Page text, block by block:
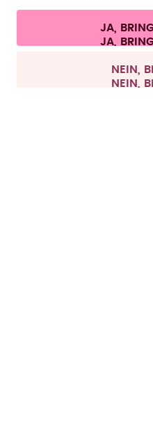
KONTAKT
Cookie-Einstellungen AGB
Alle Preise sind inklusive
JA,
NEIN,